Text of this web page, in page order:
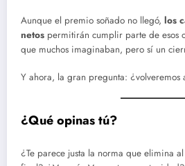
Aunque el premio soñado no llegó, los
netos permitirán cumplir parte de esos
que muchos imaginaban, pero sí un
Y ahora, la gran pregunta: ¿volveremos
¿Qué opinas tú?
¿Te parece justa la norma que elimina